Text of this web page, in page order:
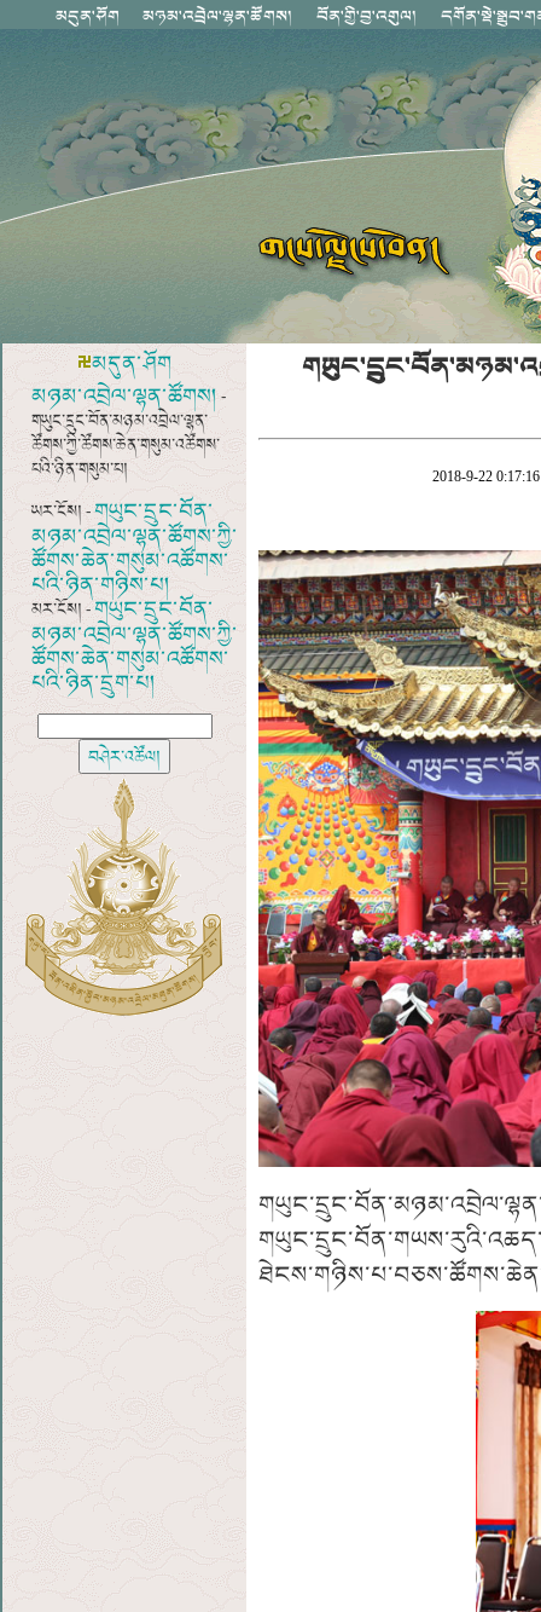
མདུན་ཤོག
མཉམ་འབྲེལ་ལྷན་ཚོགས།-
གཡུང་དྲུང་བོན་མཉམ་འབྲེལ་ལྷན་
ཚོགས་ཀྱི་ཚོགས་ཆེན་གསུམ་འཚོགས་
པའི་ཉིན་གསུམ་པ།
ཡར་ངོས། -གཡུང་དྲུང་བོན་
མཉམ་འབྲེལ་ལྷན་ཚོགས་ཀྱི་
ཚོགས་ཆེན་གསུམ་འཚོགས་
པའི་ཉིན་གཉིས་པ།
མར་ངོས། -གཡུང་དྲུང་བོན་
མཉམ་འབྲེལ་ལྷན་ཚོགས་ཀྱི་
ཚོགས་ཆེན་གསུམ་འཚོགས་
པའི་ཉིན་དྲུག་པ།
2018-9-22 0:17:16